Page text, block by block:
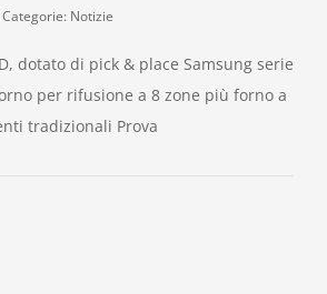
Categorie: Notizie
dotato di pick & place Samsung serie
per rifusione a 8 zone più forno a
tradizionali Prova